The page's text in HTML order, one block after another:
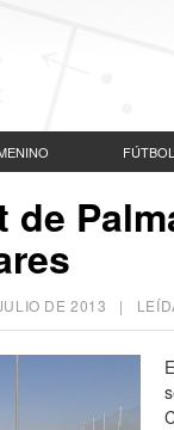
de
DE 2013 |